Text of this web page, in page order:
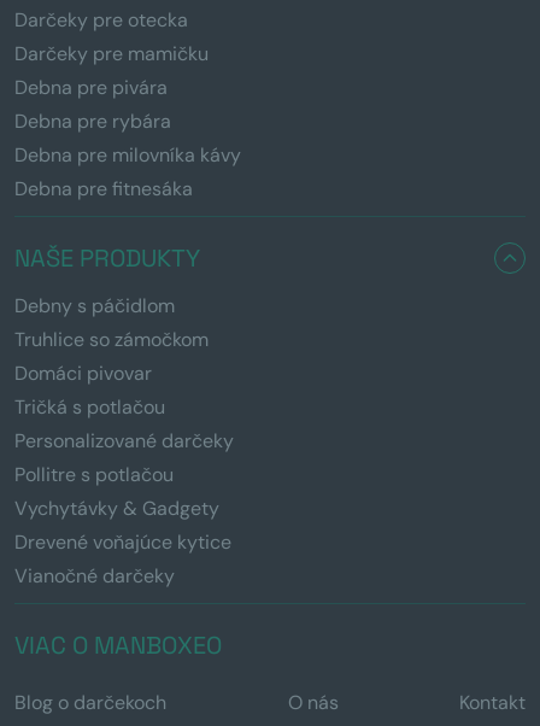
Darčeky pre otecka
Darčeky pre mamičku
Debna pre pivára
Debna pre rybára
Debna pre milovníka kávy
Debna pre fitnesáka
NAŠE PRODUKTY
Debny s páčidlom
Truhlice so zámočkom
Domáci pivovar
Tričká s potlačou
Personalizované darčeky
Pollitre s potlačou
Vychytávky & Gadgety
Drevené voňajúce kytice
Vianočné darčeky
VIAC O MANBOXEO
Blog o darčekoch O nás Kontakt